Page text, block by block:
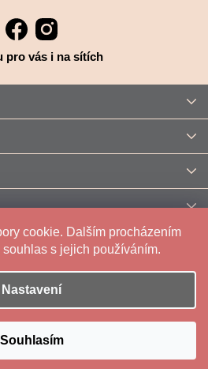
cookie. Dalším procházením
s jejich používáním.
Nastavení
Souhlasím
pro vás i na sítích
|Upravilo
. Všechna práva vyhrazena.